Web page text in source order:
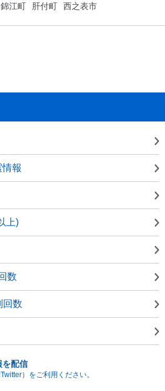
錦江町 肝付町 西之表市
報
上)
数
回数
を配信
）をご利用ください。